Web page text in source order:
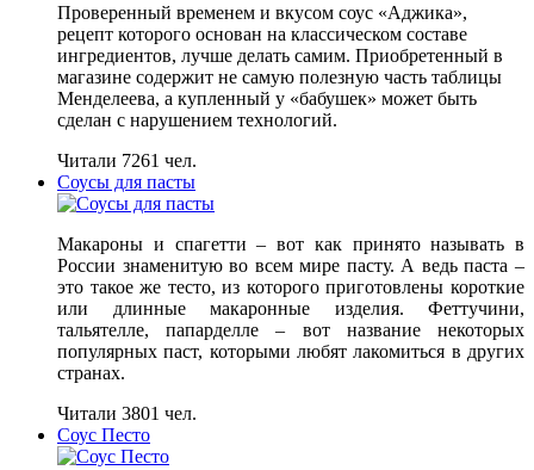
Проверенный временем и вкусом соус «Аджика»,
рецепт которого основан на классическом составе
ингредиентов, лучше делать самим. Приобретенный в
магазине содержит не самую полезную часть таблицы
Менделеева, а купленный у «бабушек» может быть
сделан с нарушением технологий.
Читали 7261 чел.
Соусы для пасты
Макароны и спагетти – вот как принято называть в
России знаменитую во всем мире пасту. А ведь паста –
это такое же тесто, из которого приготовлены короткие
или длинные макаронные изделия. Феттучини,
тальятелле, папарделле – вот название некоторых
популярных паст, которыми любят лакомиться в других
странах.
Читали 3801 чел.
Соус Песто